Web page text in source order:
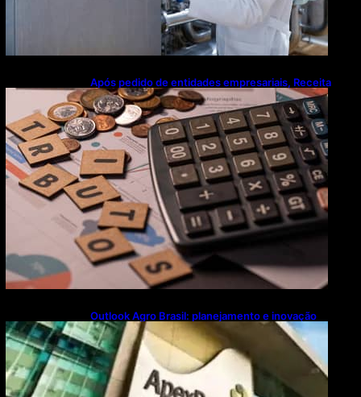
Após pedido de entidades empresariais, Receita
flexibiliza regras da Reforma Tributária
Outlook Agro Brasil: planejamento e inovação
pautam debates sobre futuro do agronegócio